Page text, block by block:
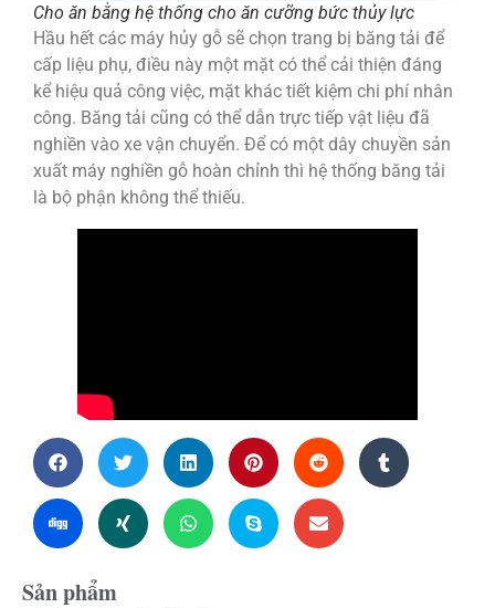
Cho ăn bằng hệ thống cho ăn cưỡng bức thủy lực
Hầu hết các máy hủy gỗ sẽ chọn trang bị băng tải để
cấp liệu phụ, điều này một mặt có thể cải thiện đáng
kể hiệu quả công việc, mặt khác tiết kiệm chi phí nhân
công. Băng tải cũng có thể dẫn trực tiếp vật liệu đã
nghiền vào xe vận chuyển. Để có một dây chuyền sản
xuất máy nghiền gỗ hoàn chỉnh thì hệ thống băng tải
là bộ phận không thể thiếu.
Sản phẩm